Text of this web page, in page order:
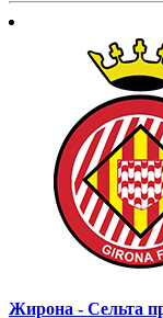
Жирона - Сельта